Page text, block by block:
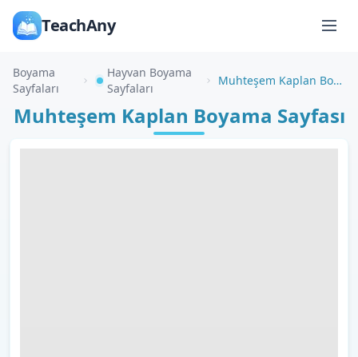
TeachAny
Boyama
Sayfaları
Hayvan Boyama
Sayfaları
Muhteşem Kaplan Boyama Sayfası
Muhteşem Kaplan Boyama Sayfası